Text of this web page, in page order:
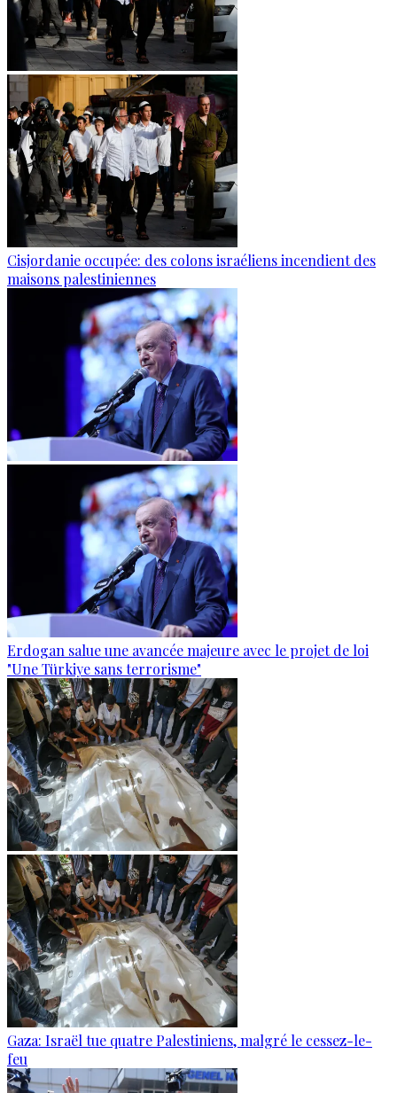
Cisjordanie occupée: des colons israéliens incendient des
maisons palestiniennes
Erdogan salue une avancée majeure avec le projet de loi
"Une Türkiye sans terrorisme"
Gaza: Israël tue quatre Palestiniens, malgré le cessez-le-
feu